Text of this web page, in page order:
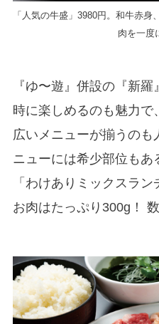
「人気の牛盛」3980円。和牛赤
肉を一度
『ゆ〜遊』併設の『新
時に楽しめるのも魅力で
広いメニューが揃うのも
ニューには希少部位もあ
「わけありミックスラ
お肉